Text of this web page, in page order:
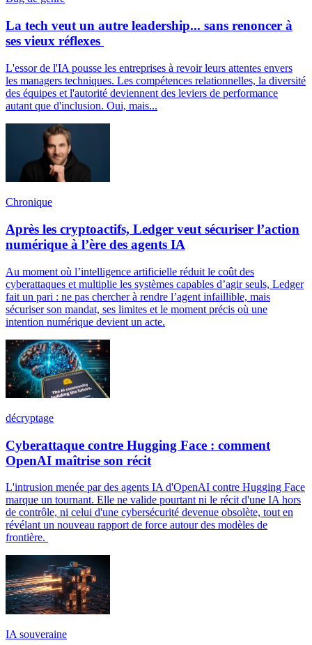
La tech veut un autre leadership... sans renoncer à
ses vieux réflexes
L'essor de l'IA pousse les entreprises à revoir leurs attentes envers
les managers techniques. Les compétences relationnelles, la diversité
des équipes et l'autorité deviennent des leviers de performance
autant que d'inclusion. Oui, mais...
Chronique
Après les cryptoactifs, Ledger veut sécuriser l’action
numérique à l’ère des agents IA
Au moment où l’intelligence artificielle réduit le coût des
cyberattaques et multiplie les systèmes capables d’agir seuls, Ledger
fait un pari : ne pas chercher à rendre l’agent infaillible, mais
sécuriser son mandat, ses limites et le moment précis où une
intention numérique devient un acte.
décryptage
Cyberattaque contre Hugging Face : comment
OpenAI maîtrise son récit
L'intrusion menée par des agents IA d'OpenAI contre Hugging Face
marque un tournant. Elle ne valide pourtant ni le récit d'une IA hors
de contrôle, ni celui d'une cybersécurité devenue obsolète, tout en
révélant un nouveau rapport de force autour des modèles de
frontière.
IA souveraine